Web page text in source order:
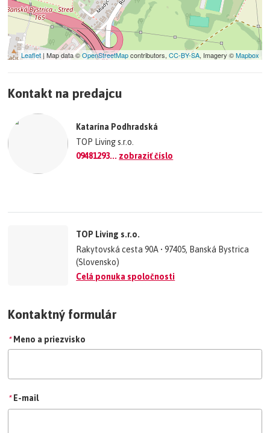
−
©OpenStreetMap
Leaflet| Map data ©OpenStreetMapcontributors, CC-BY-SA, Imagery ©Mapbox
Kontakt na predajcu
Katarína Podhradská
TOP Living s.r.o.
09481293... zobraziť číslo
TOP Living s.r.o.
Rakytovská cesta 90A • 97405, Banská Bystrica
(Slovensko)
Celá ponuka spoločnosti
Kontaktný formulár
* Meno a priezvisko
* E-mail